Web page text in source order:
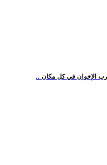
الإخوان في كل مكان